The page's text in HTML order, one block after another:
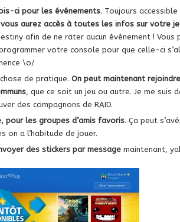
ci pour les événements. Toujours accessible
vous aurez accès à toutes les infos sur votre
afin de ne rater aucun événement ! Vous
votre console pour que celle-ci
\o/
de pratique. On peut maintenant
, que ce soit un jeu ou autre. Je me suis
des compagnons de RAID.
les groupes d’amis favoris. Ça peut
on a l’habitude de jouer.
des stickers par messagemaintenant,